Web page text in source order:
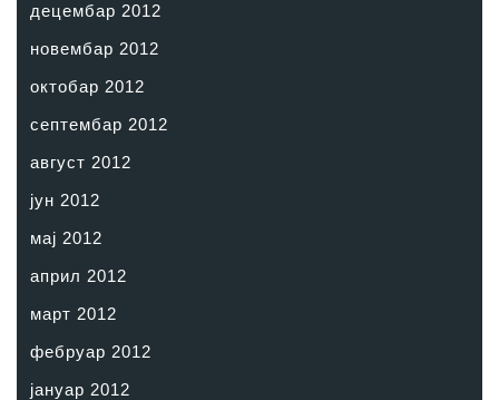
децембар 2012
новембар 2012
октобар 2012
септембар 2012
август 2012
јун 2012
мај 2012
април 2012
март 2012
фебруар 2012
јануар 2012